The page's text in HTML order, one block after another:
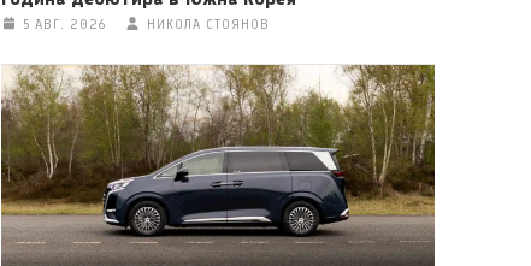
5 АВГ. 2026 НИКОЛА СТОЯНОВ